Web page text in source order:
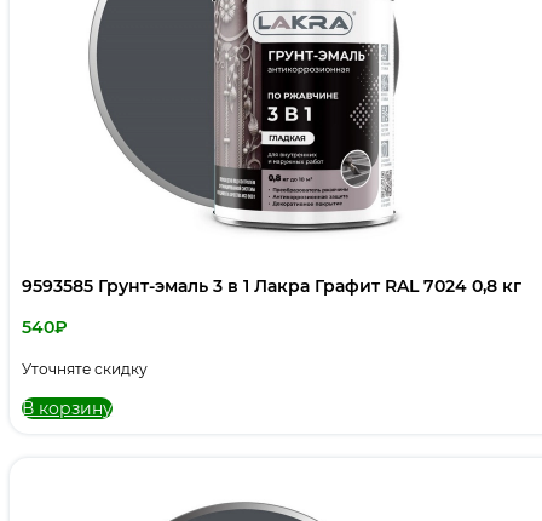
9593585 Грунт-эмаль 3 в 1 Лакра Графит RAL 7024 0,8 кг
540₽
Уточняте скидку
В корзину